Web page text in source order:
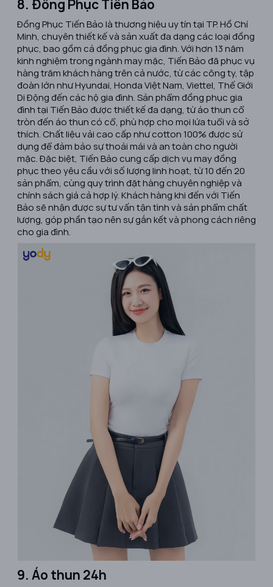
8. Đồng Phục Tiến Bảo
​Đồng Phục Tiến Bảo là thương hiệu uy tín tại TP. Hồ Chí
Minh, chuyên thiết kế và sản xuất đa dạng các loại đồng
phục, bao gồm cả đồng phục gia đình. Với hơn 13 năm
kinh nghiệm trong ngành may mặc, Tiến Bảo đã phục vụ
hàng trăm khách hàng trên cả nước, từ các công ty, tập
đoàn lớn như Hyundai, Honda Việt Nam, Viettel, Thế Giới
Di Động đến các hộ gia đình. Sản phẩm đồng phục gia
đình tại Tiến Bảo được thiết kế đa dạng, từ áo thun cổ
tròn đến áo thun có cổ, phù hợp cho mọi lứa tuổi và sở
thích. Chất liệu vải cao cấp như cotton 100% được sử
dụng để đảm bảo sự thoải mái và an toàn cho người
mặc. Đặc biệt, Tiến Bảo cung cấp dịch vụ may đồng
phục theo yêu cầu với số lượng linh hoạt, từ 10 đến 20
sản phẩm, cùng quy trình đặt hàng chuyên nghiệp và
chính sách giá cả hợp lý. Khách hàng khi đến với Tiến
Bảo sẽ nhận được sự tư vấn tận tình và sản phẩm chất
lượng, góp phần tạo nên sự gắn kết và phong cách riêng
cho gia đình.​
9. Áo thun 24h